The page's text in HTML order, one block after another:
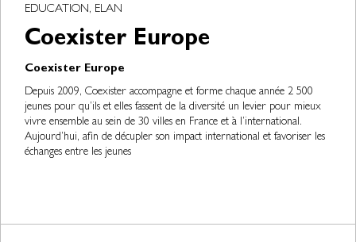
EDUCATION, ELAN
Coexister Europe
Coexister Europe
Depuis 2009, Coexister accompagne et forme chaque année 2 500
jeunes pour qu’ils et elles fassent de la diversité un levier pour mieux
vivre ensemble au sein de 30 villes en France et à l’international.
Aujourd’hui, afin de décupler son impact international et favoriser les
échanges entre les jeunes